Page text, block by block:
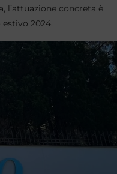
l’attuazione concreta è
2024.